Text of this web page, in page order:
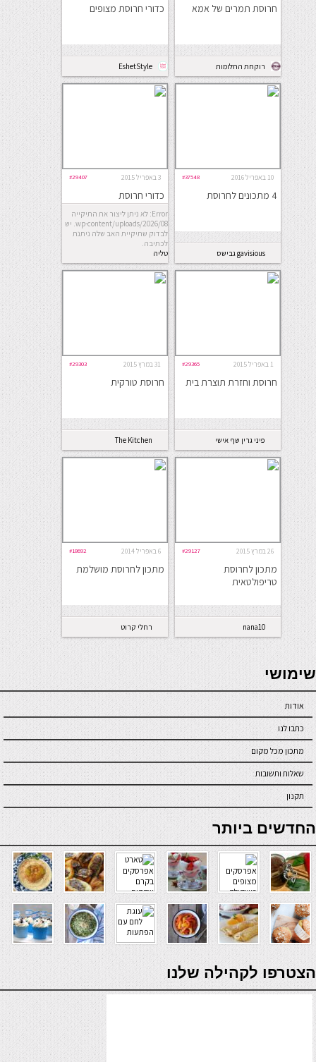
חרוסת תמרים של אמא
רוקחת החלומות
כדורי חרוסת מצופים
EshetStyle
10 באפריל 2016 #37548
4 מתכונים לחרוסת
gavisious גבישס
3 באפריל 2015 #29407
כדורי חרוסת
Error: לא ניתן ליצור את התיקייה
wp-content/uploads/2026/08. יש
לבדוק שתיקיית האב שלה ניתנת
לכתיבה.
טליה
1 באפריל 2015 #29365
חרוסת וחזרת תוצרת בית
פיני גרין שף אישי
31 במרץ 2015 #29303
חרוסת טורקית
The Kitchen
Coach
26 במרץ 2015 #29127
מתכון לחרוסת
טריפולטאית
nana10
6 באפריל 2014 #18692
מתכון לחרוסת מושלמת
רחלי קרוט
seriöse online casinos österreich
שימושי
אודות
כתבו לנו
מתכון מכל מקום
שאלות ותשובות
תקנון
online casino
החדשים ביותר
verde casino
הצטרפו לקהילה שלנו